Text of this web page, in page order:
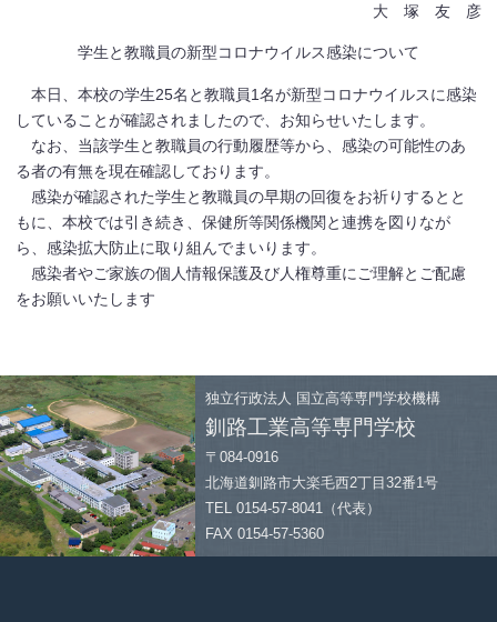
大 塚 友 彦
学生と教職員の新型コロナウイルス感染について
本日、本校の学生25名と教職員1名が新型コロナウイルスに感染
していることが確認されましたので、お知らせいたします。
なお、当該学生と教職員の行動履歴等から、感染の可能性のあ
る者の有無を現在確認しております。
感染が確認された学生と教職員の早期の回復をお祈りするとと
もに、本校では引き続き、保健所等関係機関と連携を図りなが
ら、感染拡大防止に取り組んでまいります。
感染者やご家族の個人情報保護及び人権尊重にご理解とご配慮
をお願いいたします
独立行政法人 国立高等専門学校機構
釧路工業高等専門学校
〒084-0916
北海道釧路市大楽毛西2丁目32番1号
TEL 0154-57-8041（代表）
FAX 0154-57-5360